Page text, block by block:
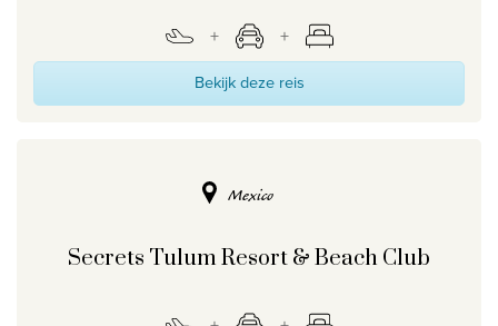
Bekijk deze reis
Mexico
Secrets Tulum Resort & Beach Club